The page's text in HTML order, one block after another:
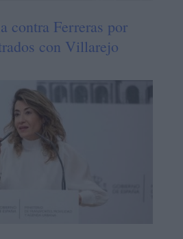
contra Ferreras por
con Villarejo